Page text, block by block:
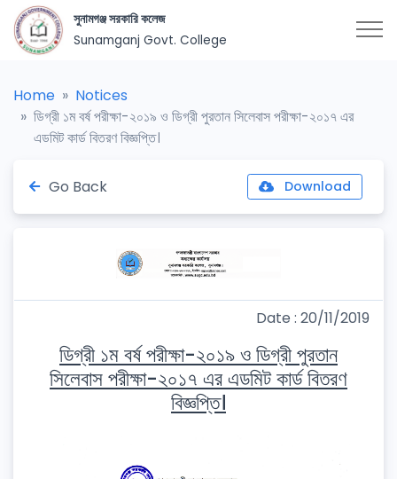
সুনামগঞ্জ সরকারি কলেজ
Sunamganj Govt. College
Home
Notices
ডিগ্রী ১ম বর্ষ পরীক্ষা-২০১৯ ও ডিগ্রী পুরতান সিলেবাস পরীক্ষা-২০১৭ এর
এডমিট কার্ড বিতরণ বিজ্ঞপ্তি।
Go Back Download
Date : 20/11/2019
ডিগ্রী ১ম বর্ষ পরীক্ষা-২০১৯ ও ডিগ্রী পুরতান
সিলেবাস পরীক্ষা-২০১৭ এর এডমিট কার্ড বিতরণ
বিজ্ঞপ্তি।